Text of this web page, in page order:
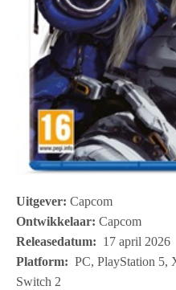
Uitgever:Capcom
Ontwikkelaar:Capcom
Releasedatum: 17 april 2026
Platform:PC, PlayStation 5,
Switch 2